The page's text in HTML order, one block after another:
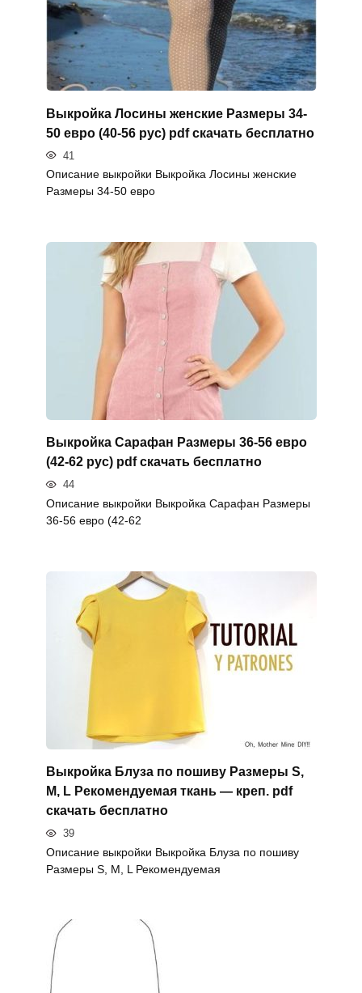
Выкройка Лосины женские Размеры 34-
50 евро (40-56 рус) pdf скачать бесплатно
41
Описание выкройки Выкройка Лосины женские
Размеры 34-50 евро
Выкройка Сарафан Размеры 36-56 евро
(42-62 рус) pdf скачать бесплатно
44
Описание выкройки Выкройка Сарафан Размеры
36-56 евро (42-62
Выкройка Блуза по пошиву Размеры S,
M, L Рекомендуемая ткань — креп. pdf
скачать бесплатно
39
Описание выкройки Выкройка Блуза по пошиву
Размеры S, M, L Рекомендуемая